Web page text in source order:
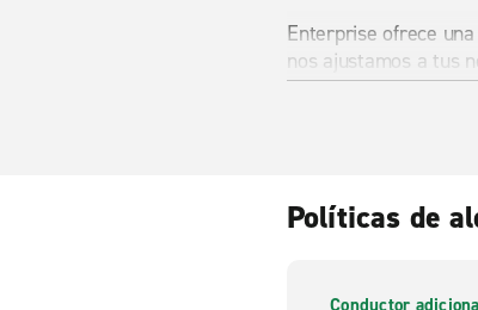
Enterprise ofrece
nos ajustamos a tus
elige lo que más se
le ofrece alquiler
largo plazo,
Políticas de
Conductor